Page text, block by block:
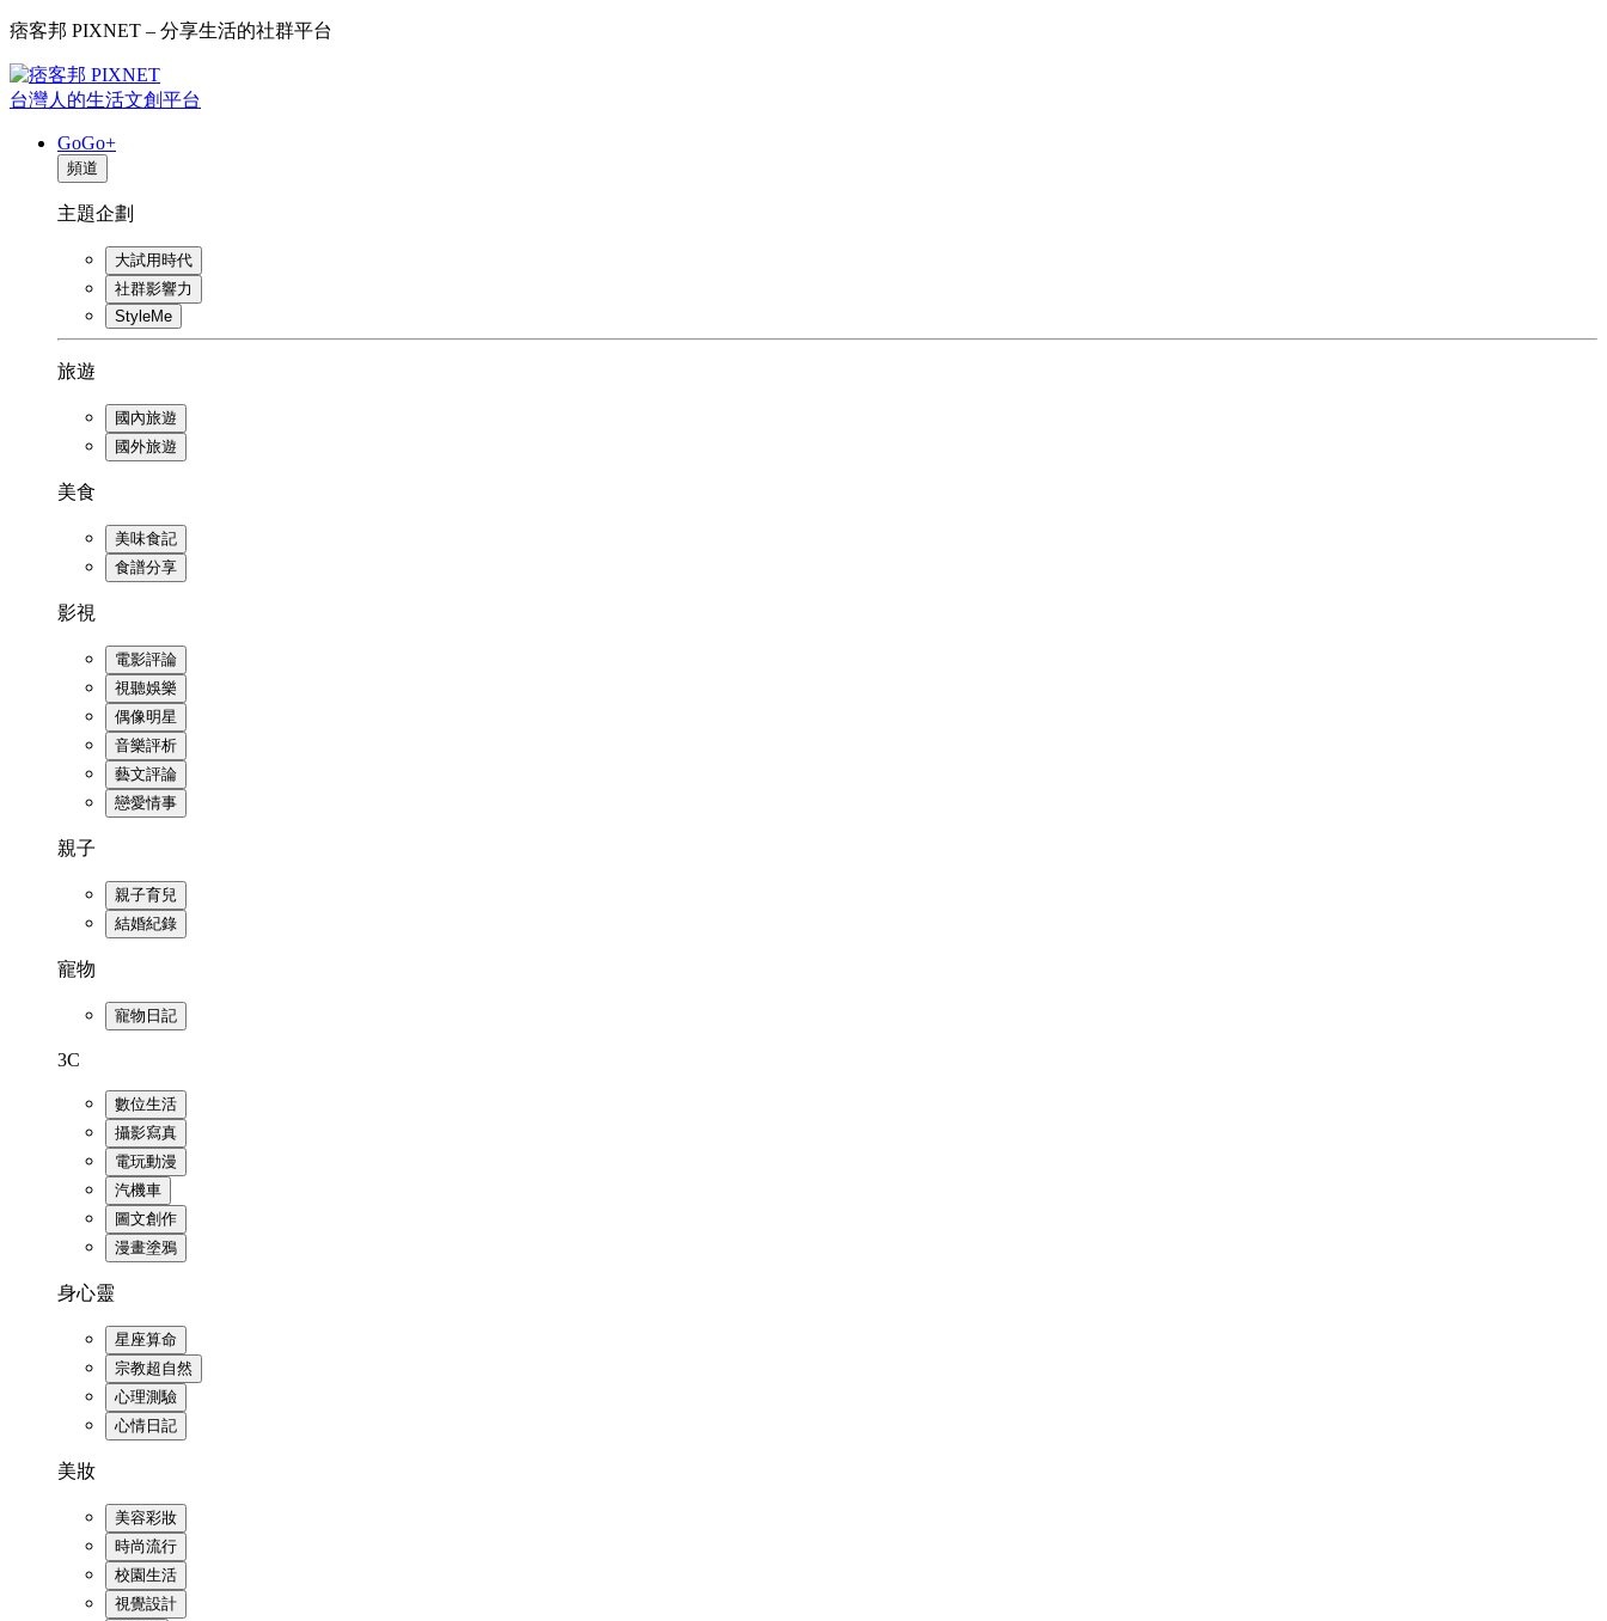
痞客邦 PIXNET – 分享生活的社群平台
台灣人的生活文創平台
GoGo+
頻道
主題企劃
大試用時代
社群影響力
StyleMe
旅遊
國內旅遊
國外旅遊
美食
美味食記
食譜分享
影視
電影評論
視聽娛樂
偶像明星
音樂評析
藝文評論
戀愛情事
親子
親子育兒
結婚紀錄
寵物
寵物日記
3C
數位生活
攝影寫真
電玩動漫
汽機車
圖文創作
漫畫塗鴉
身心靈
星座算命
宗教超自然
心理測驗
心情日記
美妝
美容彩妝
時尚流行
校園生活
視覺設計